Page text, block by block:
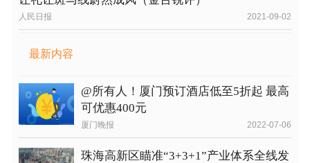
人民日报 2021-09-02
最新内容
@所有人！厦门预订酒店低至5折起 最高
可优惠400元
厦门晚报 2022-07-06
珠海高新区瞄准“3+3+1”产业体系全线发